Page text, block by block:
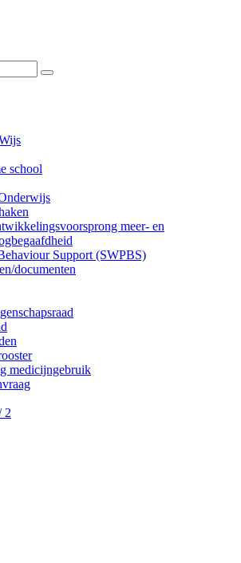
school
meer- en
Support (SWPBS)
documenten
medicijngebruik
2